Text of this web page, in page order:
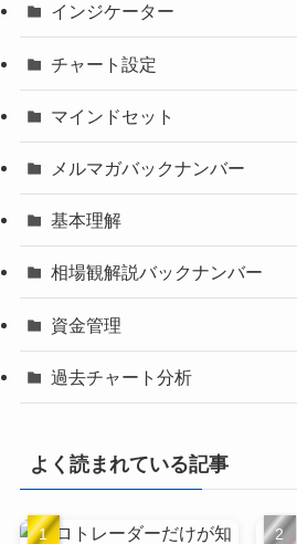
インジケーター
チャート設定
マインドセット
メルマガバックナンバー
基本理解
相場観解説バックナンバー
資金管理
過去チャート分析
よく読まれている記事